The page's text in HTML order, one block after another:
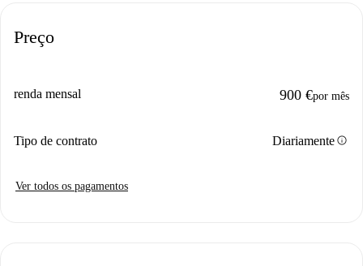
Preço
renda mensal 900 €por mês
Tipo de contrato Diariamenteinfo
Ver todos os pagamentos